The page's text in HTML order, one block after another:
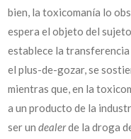
bien, la toxicomanía lo
espera el objeto del
establece la transferencia
el plus-de-gozar, se
mientras que, en la
a un producto de la
ser undealerde la droga